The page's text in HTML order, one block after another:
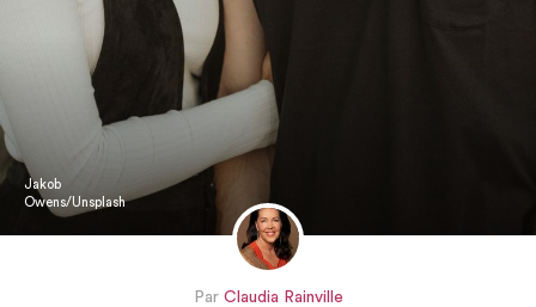
Jakob
Owens/Unsplash
Par Claudia Rainville